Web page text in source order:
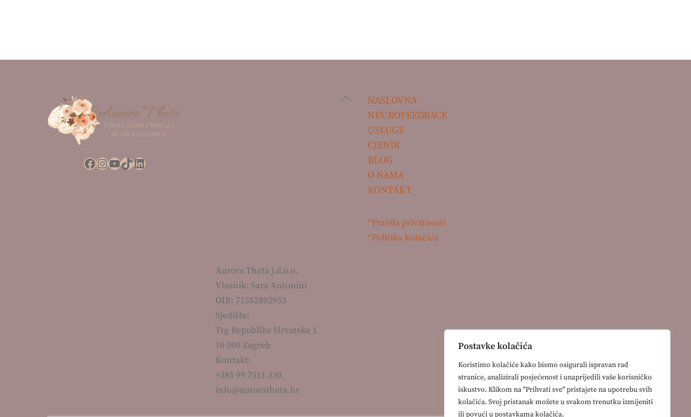
Postavke kolačića
Koristimo kolačiće kako bismo osigurali ispravan rad
stranice, analizirali posjećenost i unaprijedili vaše korisničko
iskustvo. Klikom na "Prihvati sve" pristajete na upotrebu svih
kolačića. Svoj pristanak možete u svakom trenutku izmijeniti
ili povući u postavkama kolačića.
Back
Facebook
Instagram
YouTube
TikTok
LinkedIn
NASLOVNA
NEUROFEEDBACK
USLUGE
CJENIK
BLOG
O NAMA
KONTAKT
*Pravila privatnosti
*Politika kolačića
Aurora Theta j.d.o.o.
Vlasnik: Sara Antonini
OIB: 71582892953
Sjedište:
Trg Republike Hrvatske 1
10 000 Zagreb
Kontakt:
+385 99 7511 330
info@auroratheta.hr